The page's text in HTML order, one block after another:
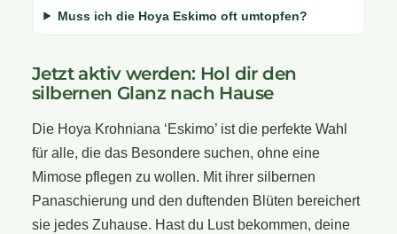
Muss ich die Hoya Eskimo oft umtopfen?
Jetzt aktiv werden: Hol dir den
silbernen Glanz nach Hause
Die Hoya Krohniana ‘Eskimo’ ist die perfekte Wahl
für alle, die das Besondere suchen, ohne eine
Mimose pflegen zu wollen. Mit ihrer silbernen
Panaschierung und den duftenden Blüten bereichert
sie jedes Zuhause. Hast du Lust bekommen, deine